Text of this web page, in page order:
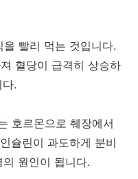
빨리 먹는 것입니다.
혈당이 급격히 상승하
.
호르몬으로 췌장에서
슐린이 과도하게 분비
원인이 됩니다.